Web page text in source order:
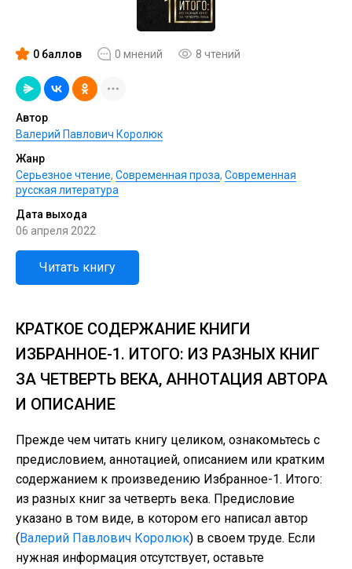
0 баллов 0 мнений 8 чтений
Автор
Валерий Павлович Королюк
Жанр
Серьезное чтение, Современная проза, Современная
русская литература
Дата выхода
06 апреля 2022
Читать книгу
КРАТКОЕ СОДЕРЖАНИЕ КНИГИ
ИЗБРАННОЕ-1. ИТОГО: ИЗ РАЗНЫХ КНИГ
ЗА ЧЕТВЕРТЬ ВЕКА, АННОТАЦИЯ АВТОРА
И ОПИСАНИЕ
Прежде чем читать книгу целиком, ознакомьтесь с
предисловием, аннотацией, описанием или кратким
содержанием к произведению Избранное-1. Итого:
из разных книг за четверть века. Предисловие
указано в том виде, в котором его написал автор
(Валерий Павлович Королюк) в своем труде. Если
нужная информация отсутствует, оставьте